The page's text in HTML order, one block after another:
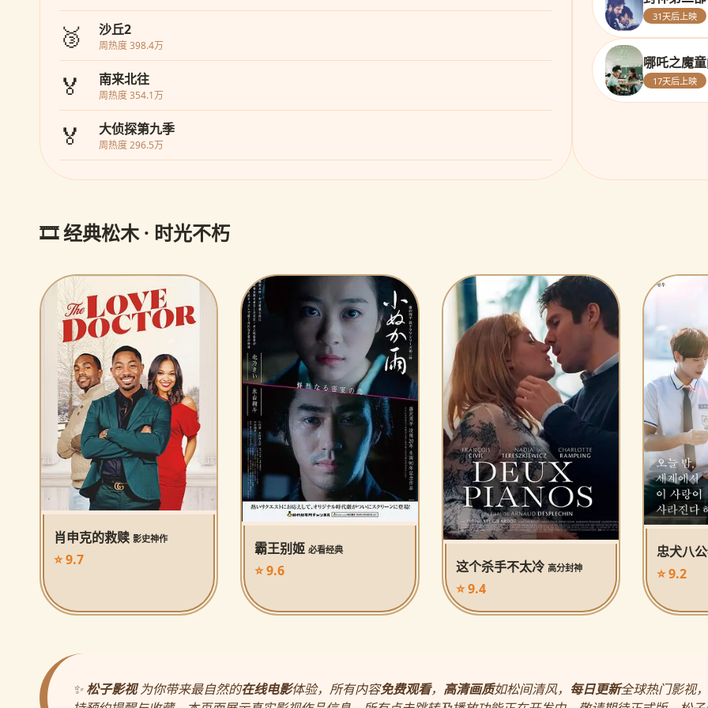
🥉 沙丘2
周热度 398.4万
🏅 南来北往
周热度 354.1万
🏅 大侦探第九季
周热度 296.5万
31天后上映
哪吒之魔
17天后上映
🎞️ 经典松木 · 时光不朽
肖申克的救赎 影史神作
⭐ 9.7
霸王别姬必看经典
⭐ 9.6 这个杀手不太冷 高分封神
⭐ 9.4
忠犬八
⭐ 9.2
✨松子影视为你带来最自然的在线电影体验，所有内容免费观看， 高清画质如松间清风， 每日更新全球热门影视，